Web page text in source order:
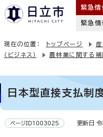
緊急情
緊急情
現在の位置： トップページ 産
（ビジネス）
農林業に関する補
日本型直接支払制
ページID1003025 更新日 令